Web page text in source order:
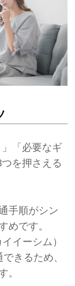
「必要なギ
を押さえる
手順がシン
めです。
イーシム）
きるため、
。